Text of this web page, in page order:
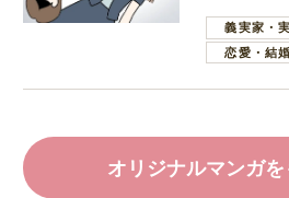
葉で励ま
義実家・
恋愛・結婚
オリジナルマンガ